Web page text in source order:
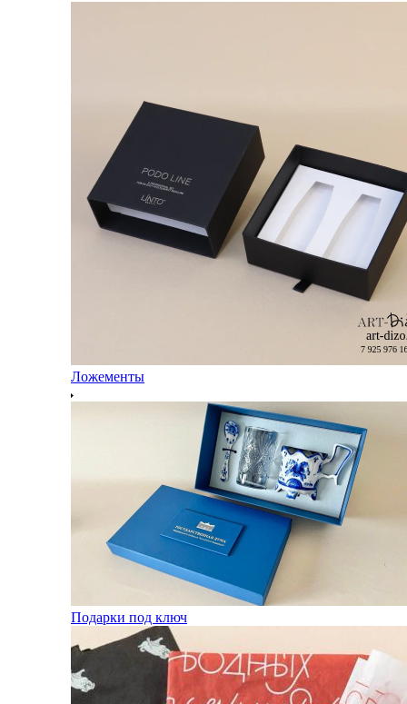
Ложементы
Подарки под ключ